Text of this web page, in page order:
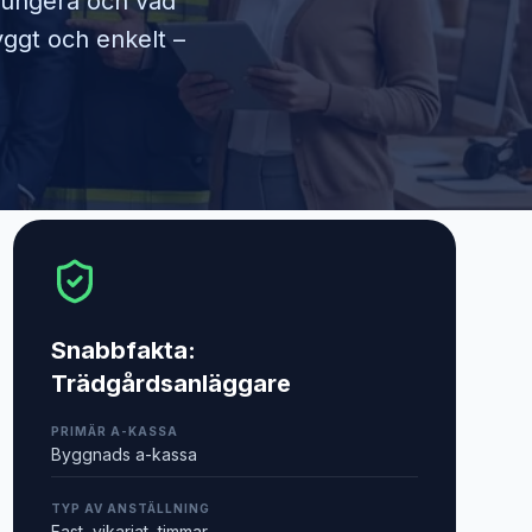
och enkelt –
Snabbfakta:
Trädgårdsanläggare
PRIMÄR A-KASSA
Byggnads a-kassa
TYP AV ANSTÄLLNING